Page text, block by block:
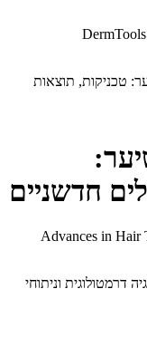
DermTools
טכניקות, תוצאות
חדשניים
Advances in Hair
דרמטולוגית וניתוחי